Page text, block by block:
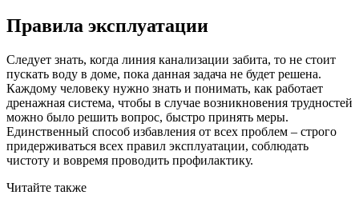
Правила эксплуатации
Следует знать, когда линия канализации забита, то не стоит
пускать воду в доме, пока данная задача не будет решена.
Каждому человеку нужно знать и понимать, как работает
дренажная система, чтобы в случае возникновения трудностей
можно было решить вопрос, быстро принять меры.
Единственный способ избавления от всех проблем – строго
придерживаться всех правил эксплуатации, соблюдать
чистоту и вовремя проводить профилактику.
Читайте также